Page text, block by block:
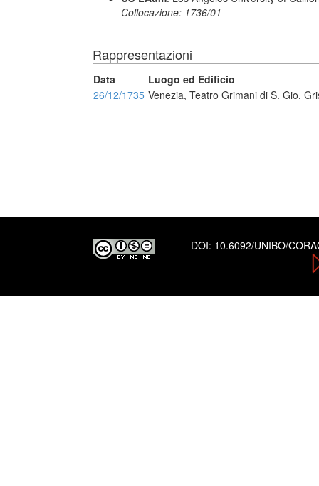
Collocazione: 1736/01
Rappresentazioni
Data
Luogo ed Edificio
26/12/1735 Venezia, Teatro Grimani di S. Gio.
DOI: 10.6092/UNIBO/